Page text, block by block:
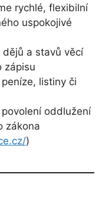
rychlé, flexibilní
uspokojivé
a stavů věcí
zápisu
listiny či
oddlužení
zákona
)